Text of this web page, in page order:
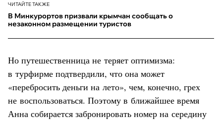
ЧИТАЙТЕ ТАКЖЕ
В Минкурортов призвали крымчан сообщать о
незаконном размещении туристов
Но путешественница не теряет оптимизма:
в турфирме подтвердили, что она может
«перебросить деньги на лето», чем, конечно, грех
не воспользоваться. Поэтому в ближайшее время
Анна собирается забронировать номер на середину